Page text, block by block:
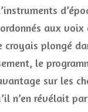
aux
plongé
le
sur les
n’en révélait